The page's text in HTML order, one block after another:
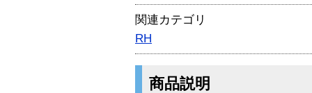
関連カテゴリ
RH
商品説明